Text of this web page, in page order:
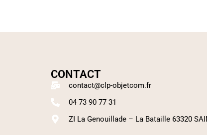
CONTACT
contact@clp-objetcom.fr
04 73 90 77 31
ZI La Genouillade – La Bataille 63320